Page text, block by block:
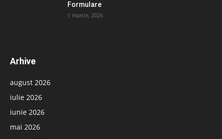
Formulare
1 martie, 2026
Arhive
august 2026
iulie 2026
iunie 2026
mai 2026